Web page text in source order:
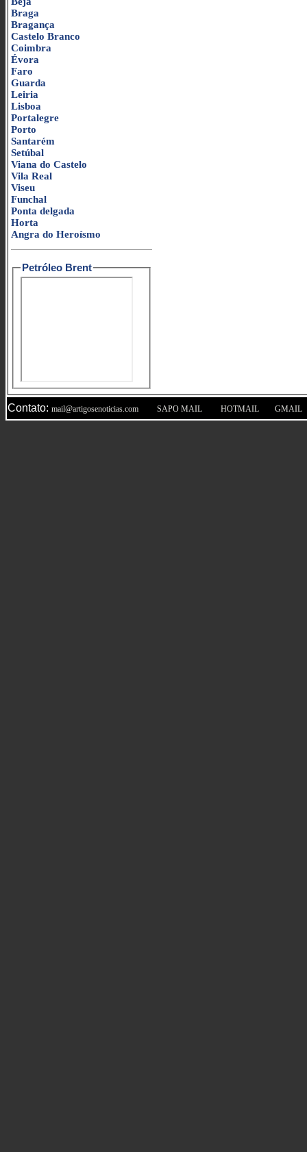
Braga
Bragança
Castelo Branco
Coimbra
Évora
Faro
Guarda
Leiria
Lisboa
Portalegre
Porto
Santarém
Setúbal
Viana do Castelo
Vila Real
Viseu
Funchal
Ponta delgada
Horta
Angra do Heroísmo
Petróleo Brent
Contato: mail@artigosenoticias.com SAPO MAIL HOTMAIL GMAIL